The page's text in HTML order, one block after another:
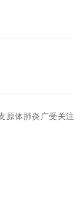
原体肺炎广受关注